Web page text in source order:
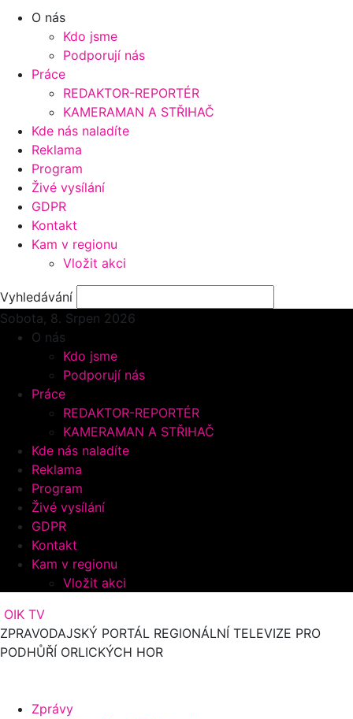
O nás
Kdo jsme
Podporují nás
Práce
REDAKTOR-REPORTÉR
KAMERAMAN A STŘIHAČ
Kde nás naladíte
Reklama
Program
Živé vysílání
GDPR
Kontakt
Kam v regionu
Vložit akci
Vyhledávání
Sobota, 8. Srpen 2026
O nás
Kdo jsme
Podporují nás
Práce
REDAKTOR-REPORTÉR
KAMERAMAN A STŘIHAČ
Kde nás naladíte
Reklama
Program
Živé vysílání
GDPR
Kontakt
Kam v regionu
Vložit akci
OIK TV
ZPRAVODAJSKÝ PORTÁL REGIONÁLNÍ TELEVIZE PRO
PODHŮŘÍ ORLICKÝCH HOR
Zprávy